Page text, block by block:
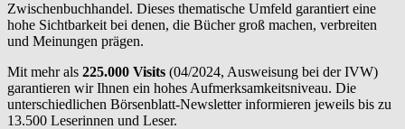
Zwischenbuchhandel. Dieses thematische Umfeld garantiert eine
hohe Sichtbarkeit bei denen, die Bücher groß machen, verbreiten
und Meinungen prägen.
Mit mehr als 225.000 Visits (04/2024, Ausweisung bei der IVW)
garantieren wir Ihnen ein hohes Aufmerksamkeitsniveau. Die
unterschiedlichen Börsenblatt-Newsletter informieren jeweils bis zu
13.500 Leserinnen und Leser.